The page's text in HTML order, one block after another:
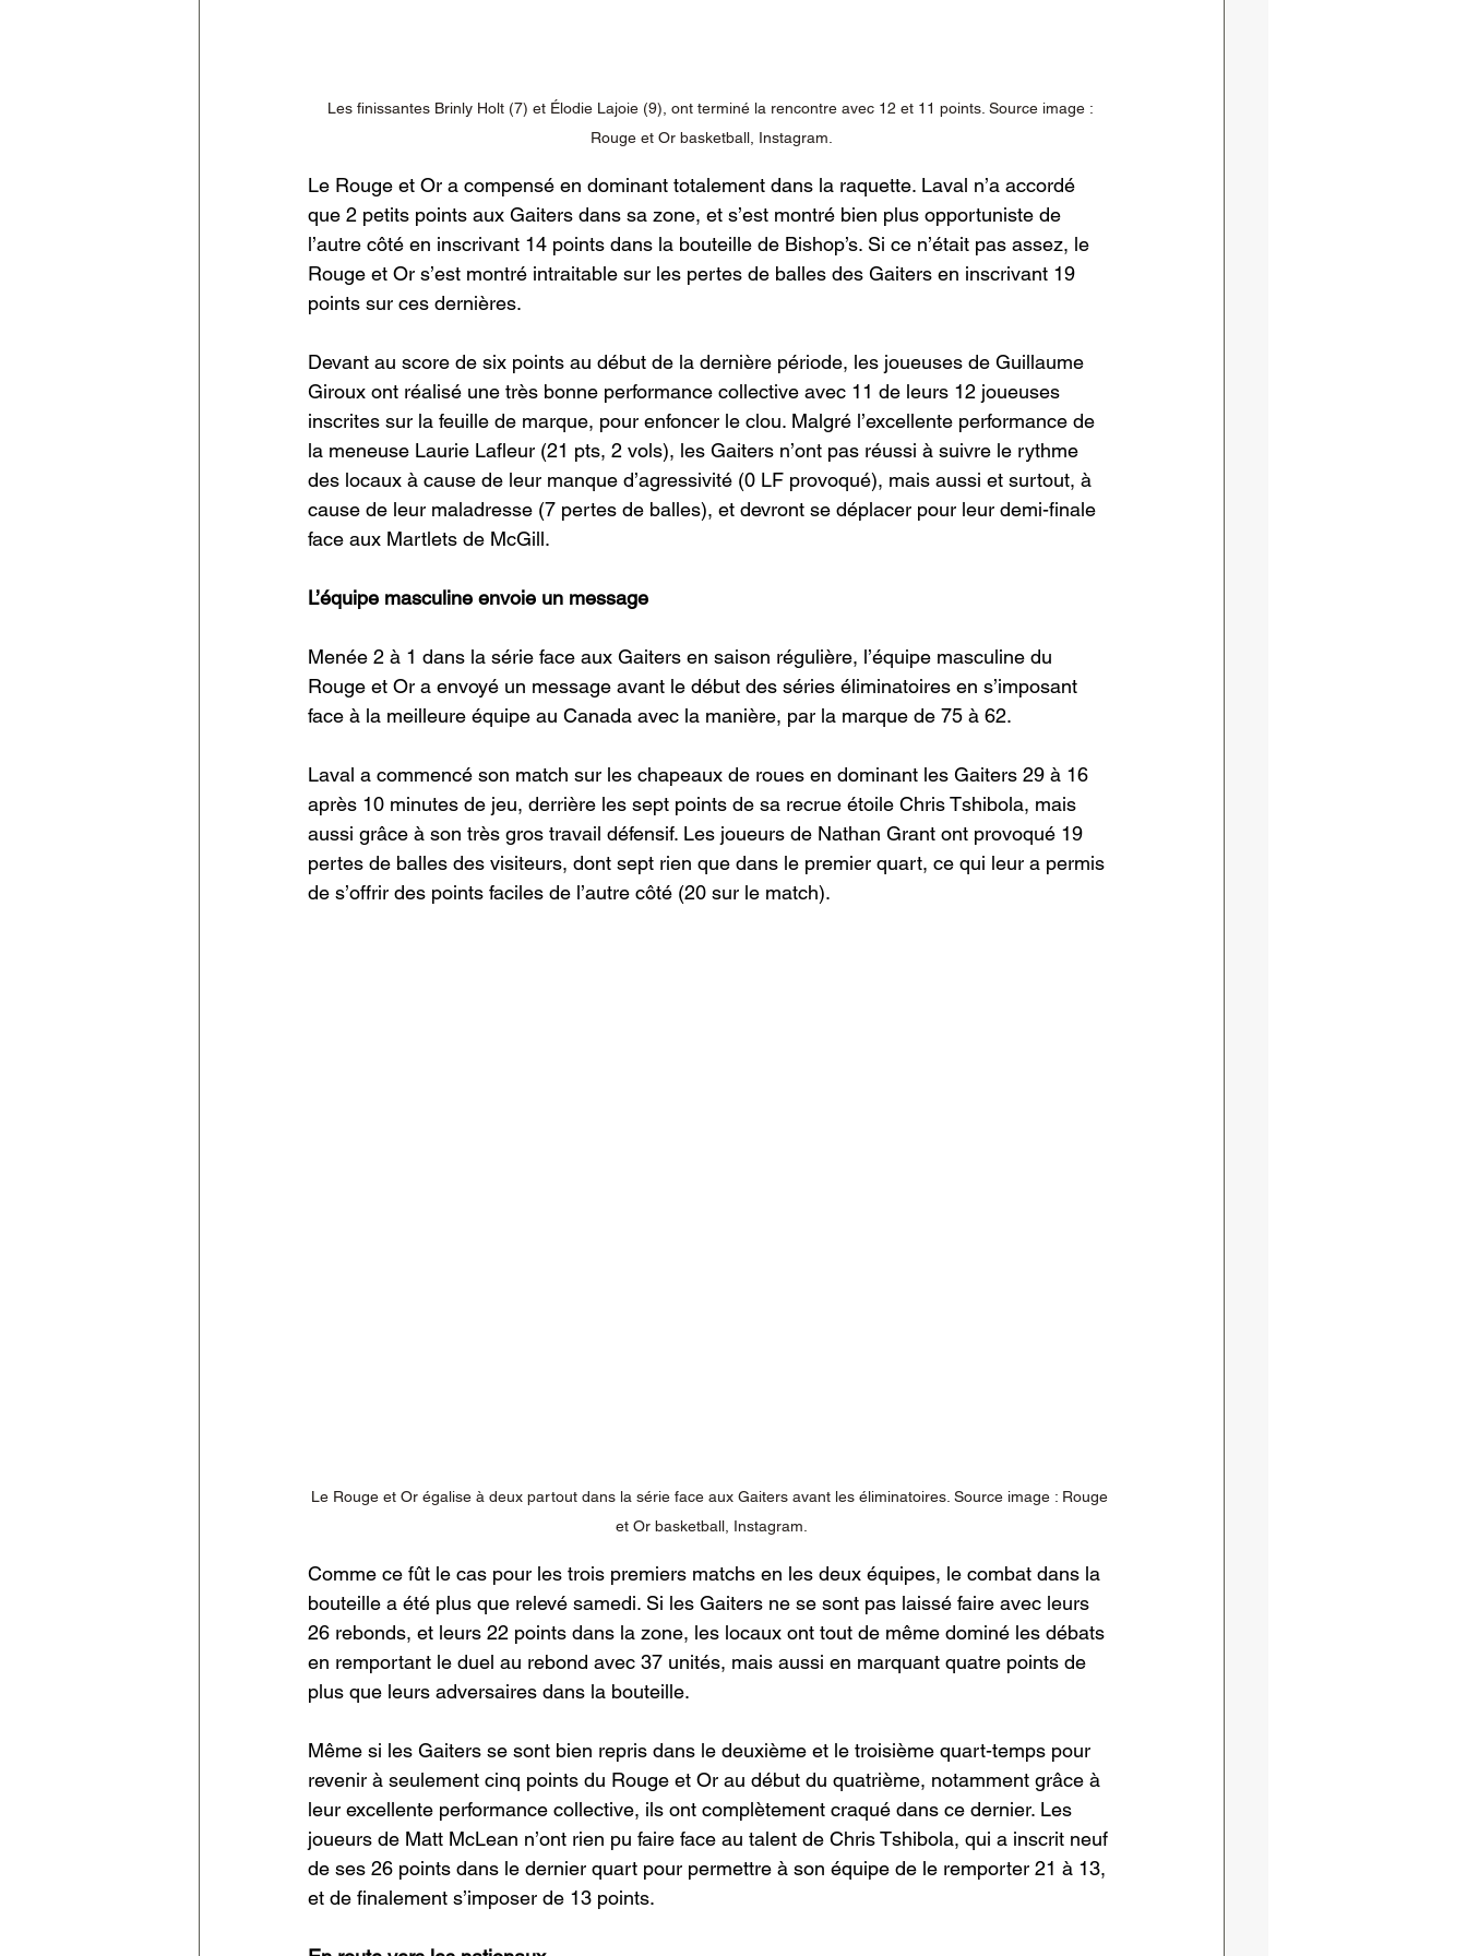
Les finissantes Brinly Holt (7) et Élodie Lajoie (9), ont terminé la rencontre avec 12 et 11 points. Source image :
Rouge et Or basketball, Instagram.
Le Rouge et Or a compensé en dominant totalement dans la raquette. Laval n’a accordé
que 2 petits points aux Gaiters dans sa zone, et s’est montré bien plus opportuniste de
l’autre côté en inscrivant 14 points dans la bouteille de Bishop’s. Si ce n’était pas assez, le
Rouge et Or s’est montré intraitable sur les pertes de balles des Gaiters en inscrivant 19
points sur ces dernières.
Devant au score de six points au début de la dernière période, les joueuses de Guillaume
Giroux ont réalisé une très bonne performance collective avec 11 de leurs 12 joueuses
inscrites sur la feuille de marque, pour enfoncer le clou. Malgré l’excellente performance de
la meneuse Laurie Lafleur (21 pts, 2 vols), les Gaiters n’ont pas réussi à suivre le rythme
des locaux à cause de leur manque d’agressivité (0 LF provoqué), mais aussi et surtout, à
cause de leur maladresse (7 pertes de balles), et devront se déplacer pour leur demi-finale
face aux Martlets de McGill.
L’équipe masculine envoie un message
Menée 2 à 1 dans la série face aux Gaiters en saison régulière, l’équipe masculine du
Rouge et Or a envoyé un message avant le début des séries éliminatoires en s’imposant
face à la meilleure équipe au Canada avec la manière, par la marque de 75 à 62.
Laval a commencé son match sur les chapeaux de roues en dominant les Gaiters 29 à 16
après 10 minutes de jeu, derrière les sept points de sa recrue étoile Chris Tshibola, mais
aussi grâce à son très gros travail défensif. Les joueurs de Nathan Grant ont provoqué 19
pertes de balles des visiteurs, dont sept rien que dans le premier quart, ce qui leur a permis
de s’offrir des points faciles de l’autre côté (20 sur le match).
Le Rouge et Or égalise à deux partout dans la série face aux Gaiters avant les éliminatoires. Source image : Rouge
et Or basketball, Instagram.
Comme ce fût le cas pour les trois premiers matchs en les deux équipes, le combat dans la
bouteille a été plus que relevé samedi. Si les Gaiters ne se sont pas laissé faire avec leurs
26 rebonds, et leurs 22 points dans la zone, les locaux ont tout de même dominé les débats
en remportant le duel au rebond avec 37 unités, mais aussi en marquant quatre points de
plus que leurs adversaires dans la bouteille.
Même si les Gaiters se sont bien repris dans le deuxième et le troisième quart-temps pour
revenir à seulement cinq points du Rouge et Or au début du quatrième, notamment grâce à
leur excellente performance collective, ils ont complètement craqué dans ce dernier. Les
joueurs de Matt McLean n’ont rien pu faire face au talent de Chris Tshibola, qui a inscrit neuf
de ses 26 points dans le dernier quart pour permettre à son équipe de le remporter 21 à 13,
et de finalement s’imposer de 13 points.